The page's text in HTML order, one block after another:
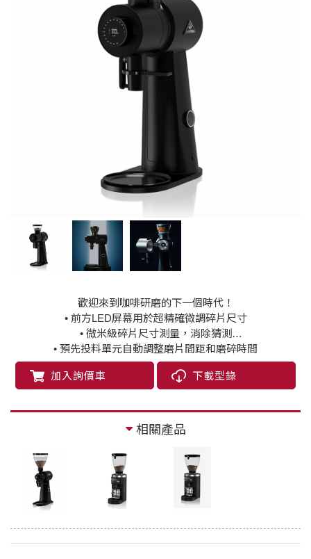
歡迎來到咖啡研磨的下一個時代！
• 前方LED屏幕用於超精確微調碎片尺寸
• 微米級碎片尺寸測量，消除猜測
• 預先投料單元自動調整磨片間距和磨碎時間
加入詢價車 下載型錄
相關產品